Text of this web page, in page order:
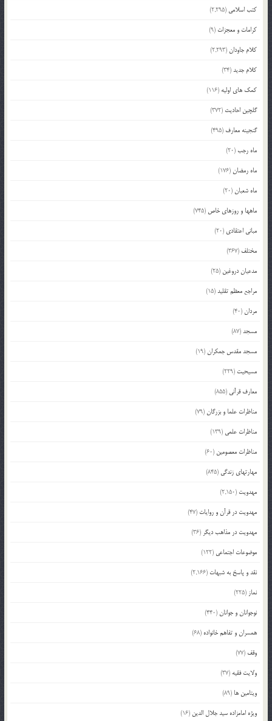
کتب اسلامی (2,295)
کرامات و معجزات (9)
کلام جاودان(2,293)
کلام جدید(34)
کمک های اولیه (116)
گلچین احادیث (372)
گنجینه معارف (495)
ماه رجب(20)
ماه رمضان(176)
ماه شعبان(20)
ماهها و روزهای خاص (745)
مبانی اعتقادی (20)
مختلف (367)
مدعیان دروغین (25)
مراجع معظم تقلید(15)
مردان(40)
مسجد(87)
مسجد مقدس جمکران(19)
مسیحیت (229)
معارف قرآنی (855)
مناظرات علما و بزرگان(79)
مناظرات علمی (139)
مناظرات معصومین (60)
مهارتهای زندگی (845)
مهدویت (2,150)
مهدویت در قرآن و روایات (47)
مهدویت در مذاهب دیگر (36)
موضوعات اجتماعی (122)
نقد و پاسخ به شبهات (2,166)
نماز (225)
نوجوانان و جوانان(440)
همسران و تفاهم خانواده (68)
وقف (77)
ولایت فقیه (37)
ویتامین ها (89)
ویژه امامزاده سید جلال الدین (16)